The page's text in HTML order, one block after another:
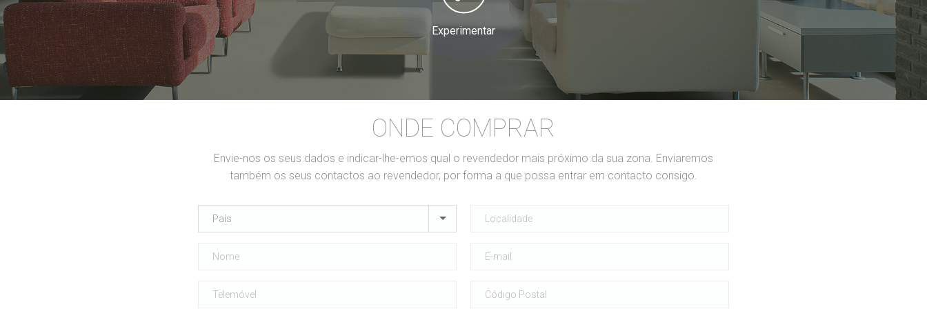
Experimentar
ONDE COMPRAR
Envie-nos os seus dados e indicar-lhe-emos qual o revendedor mais próximo da sua zona. Enviaremos
também os seus contactos ao revendedor, por forma a que possa entrar em contacto consigo.
País